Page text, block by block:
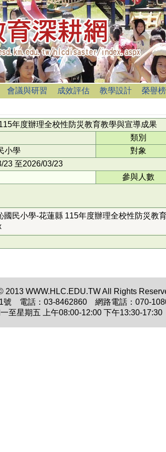
會議與研習 成效評估 教學設計 榮譽榜
年度辦理全校性防災教育教學與宣導成果
類別
小學 對象
23 至2026/03/23
參與人數
國民小學-花蓮縣 115年度辦理全校性防災教
2013 WWW.HLC.EDU.TW All Rights
號 電話：03-8462860 網路電話：070-
一至星期五 上午08:00-12:00 下午13:30-17:30